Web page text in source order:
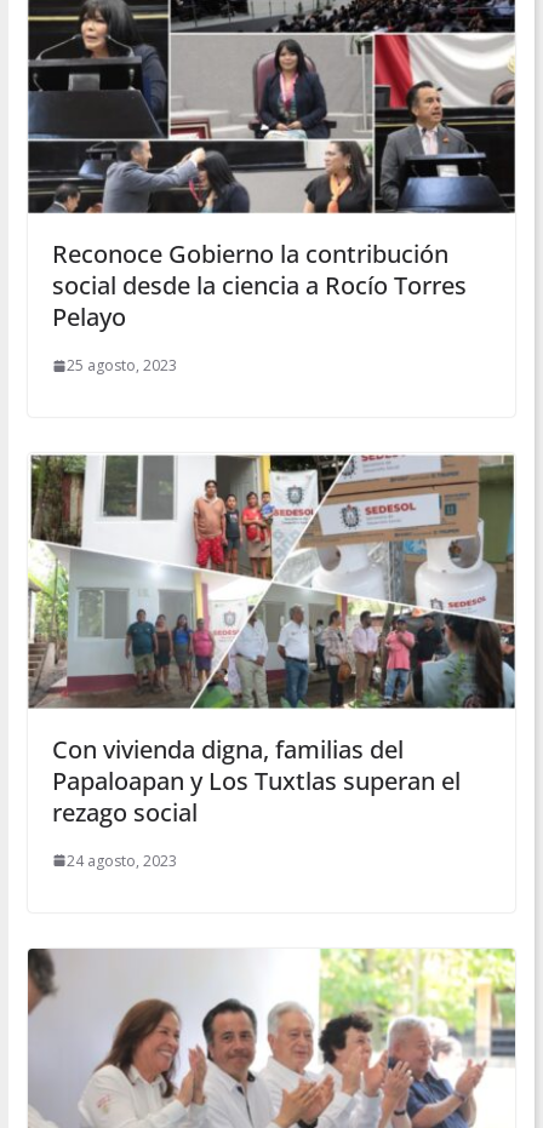
Reconoce Gobierno la contribución
social desde la ciencia a Rocío Torres
Pelayo
25 agosto, 2023
Con vivienda digna, familias del
Papaloapan y Los Tuxtlas superan el
rezago social
24 agosto, 2023